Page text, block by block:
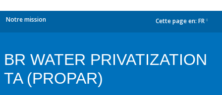
Notre mission Cette page en: FR
BR WATER PRIVATIZATION
TA (PROPAR)